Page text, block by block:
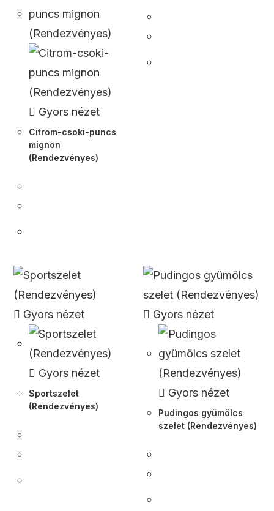
Gyors nézet
Citrom-csoki-puncs
mignon
(Rendezvényes)
Gyors nézet
Gyors nézet
Sportszelet
(Rendezvényes)
Gyors nézet
Gyors nézet
Pudingos gyümölcs
szelet (Rendezvényes)